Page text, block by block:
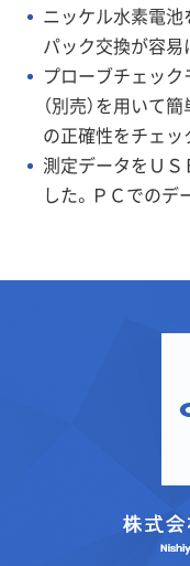
ニッケル水素電池
パック交換が容易
プローブチェッ
（別売）を用いて
の正確性をチェッ
測定データをＵ
した。ＰＣでのデ